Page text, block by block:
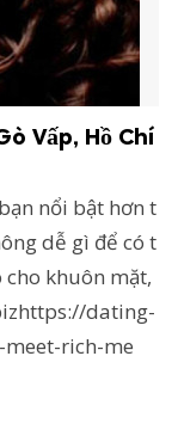
Vấp, Hồ Chí
nổi bật hơn t
dễ gì để có t
khuôn mặt,
dating-
rich-me